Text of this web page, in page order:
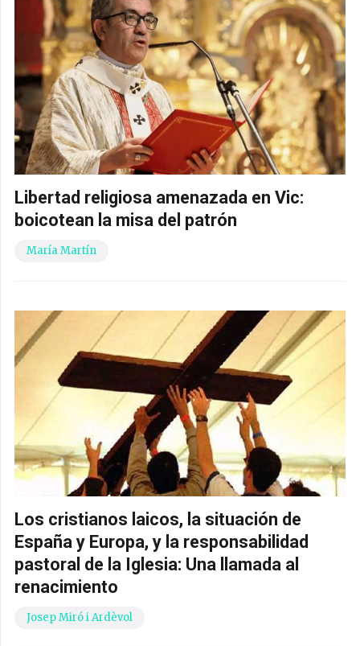
Libertad religiosa amenazada en Vic:
boicotean la misa del patrón
María Martín
Los cristianos laicos, la situación de
España y Europa, y la responsabilidad
pastoral de la Iglesia: Una llamada al
renacimiento
Josep Miró i Ardèvol